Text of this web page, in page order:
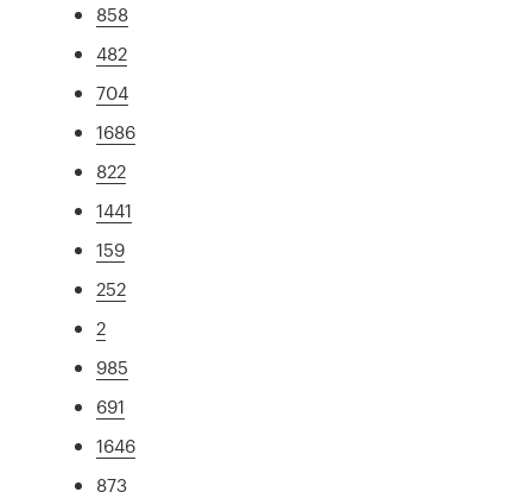
858
482
704
1686
822
1441
159
252
2
985
691
1646
873